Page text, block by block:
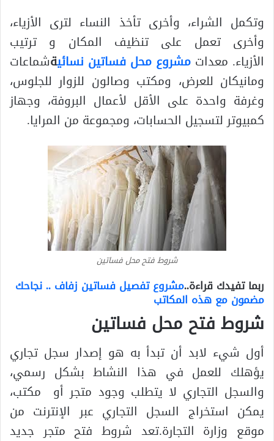
وتكمل الشراء، وأخرى تأخذ النساء لترى الأزياء،
وأخرى تعمل على تنظيف المكان و ترتيب
الأزياء. معدات مشروع محل فساتين نسائيةشماعات
ومانيكان للعرض، ومكتب وصالون للزوار للجلوس،
وغرفة واحدة على الأقل لأعمال البروفة، وجهاز
كمبيوتر لتسجيل الحسابات، ومجموعة من المرايا.
شروط فتح محل فساتين
ربما تفيدك قراءة..مشروع تفصيل فساتين زفاف .. نجاحك
مضمون مع هذه المكاتب
شروط فتح محل فساتين
أول شيء لابد أن تبدأ به هو إصدار سجل تجاري
يؤهلك للعمل في هذا النشاط بشكل رسمي،
والسجل التجاري لا يتطلب وجود متجر أو مكتب،
يمكن استخراج السجل التجاري عبر الإنترنت من
موقع وزارة التجارة.تعد شروط فتح متجر جديد